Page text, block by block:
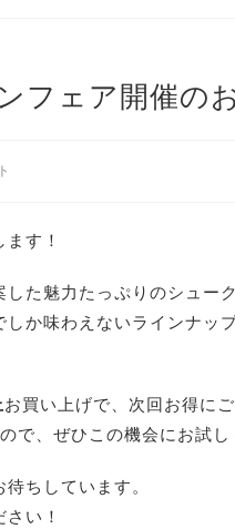
フェア開催の
す！
た魅力たっぷりのシュー
か味わえないラインナッ
お買い上げで、次回お得に
で、ぜひこの機会にお試し
ちしています。
い！